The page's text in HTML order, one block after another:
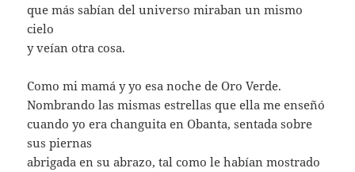
que más sabían del universo miraban un mismo
cielo
y veían otra cosa.
Como mi mamá y yo esa noche de Oro Verde.
Nombrando las mismas estrellas que ella me enseñó
cuando yo era changuita en Obanta, sentada sobre
sus piernas
abrigada en su abrazo, tal como le habían mostrado